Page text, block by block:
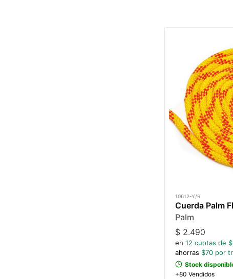
10612-Y/R
Cuerda Palm
Palm
$ 2.490
en 12 cuotas de $
ahorras $70 por
Stock
+80 Vendidos